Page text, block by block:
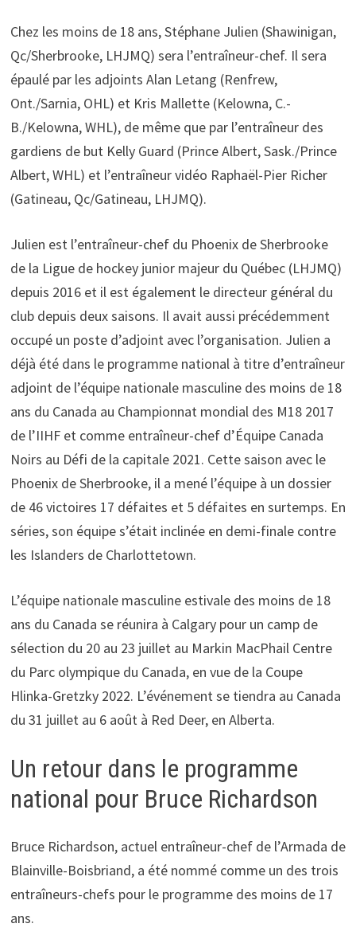
Chez les moins de 18 ans, Stéphane Julien (Shawinigan,
Qc/Sherbrooke, LHJMQ) sera l’entraîneur-chef. Il sera
épaulé par les adjoints Alan Letang (Renfrew,
Ont./Sarnia, OHL) et Kris Mallette (Kelowna, C.-
B./Kelowna, WHL), de même que par l’entraîneur des
gardiens de but Kelly Guard (Prince Albert, Sask./Prince
Albert, WHL) et l’entraîneur vidéo Raphaël-Pier Richer
(Gatineau, Qc/Gatineau, LHJMQ).
Julien est l’entraîneur-chef du Phoenix de Sherbrooke
de la Ligue de hockey junior majeur du Québec (LHJMQ)
depuis 2016 et il est également le directeur général du
club depuis deux saisons. Il avait aussi précédemment
occupé un poste d’adjoint avec l’organisation. Julien a
déjà été dans le programme national à titre d’entraîneur
adjoint de l’équipe nationale masculine des moins de 18
ans du Canada au Championnat mondial des M18 2017
de l’IIHF et comme entraîneur-chef d’Équipe Canada
Noirs au Défi de la capitale 2021. Cette saison avec le
Phoenix de Sherbrooke, il a mené l’équipe à un dossier
de 46 victoires 17 défaites et 5 défaites en surtemps. En
séries, son équipe s’était inclinée en demi-finale contre
les Islanders de Charlottetown.
L’équipe nationale masculine estivale des moins de 18
ans du Canada se réunira à Calgary pour un camp de
sélection du 20 au 23 juillet au Markin MacPhail Centre
du Parc olympique du Canada, en vue de la Coupe
Hlinka-Gretzky 2022. L’événement se tiendra au Canada
du 31 juillet au 6 août à Red Deer, en Alberta.
Un retour dans le programme
national pour Bruce Richardson
Bruce Richardson, actuel entraîneur-chef de l’Armada de
Blainville-Boisbriand, a été nommé comme un des trois
entraîneurs-chefs pour le programme des moins de 17
ans.